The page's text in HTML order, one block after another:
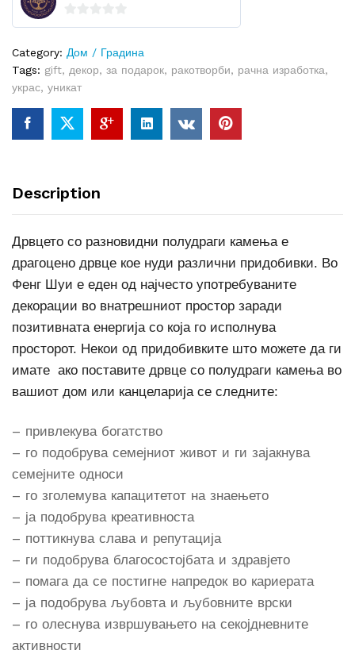
0
u
5
Category: Дом / Градина
Tags: gift, декор, за подарок, ракотворби, рачна изработка,
украс, уникат
Description
Дрвцето со разновидни полудраги камења е
драгоцено дрвце кое нуди различни придобивки. Во
Фенг Шуи е еден од најчесто употребуваните
декорации во внатрешниот простор заради
позитивната енергија со која го исполнува
просторот. Некои од придобивките што можете да ги
имате ако поставите дрвце со полудраги камења во
вашиот дом или канцеларија се следните:
– привлекува богатство
– го подобрува семејниот живот и ги зајакнува
семејните односи
– го зголемува капацитетот на знаењето
– ја подобрува креативноста
– поттикнува слава и репутација
– ги подобрува благосостојбата и здравјето
– помага да се постигне напредок во кариерата
– ја подобрува љубовта и љубовните врски
– го олеснува извршувањето на секојдневните
активности